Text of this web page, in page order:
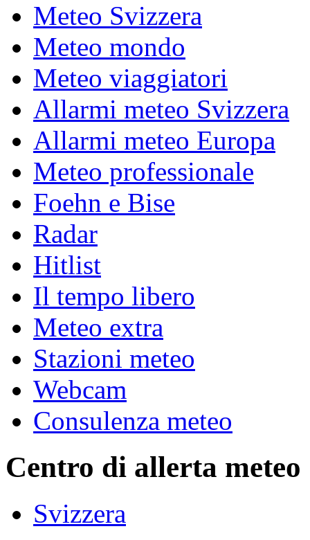
Meteo Svizzera
Meteo mondo
Meteo viaggiatori
Allarmi meteo Svizzera
Allarmi meteo Europa
Meteo professionale
Foehn e Bise
Radar
Hitlist
Il tempo libero
Meteo extra
Stazioni meteo
Webcam
Consulenza meteo
Centro di allerta meteo
Svizzera